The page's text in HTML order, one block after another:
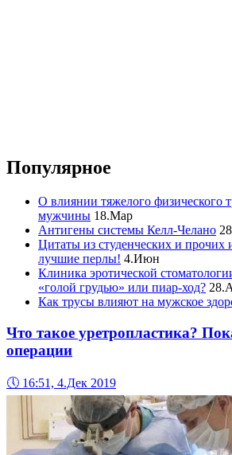
Популярное
О влиянии тяжелого физического
мужчины 18.Мар
Антигены системы Келл-Челано
Цитаты из студенческих и прочих
лучшие перлы! 4.Июн
Клиника эротической
«голой грудью» или пиар-ход?
Как трусы влияют на мужское
Что такое уретропластика?
операции
🕔 16:51, 4.Дек 2019